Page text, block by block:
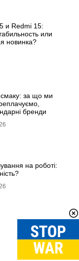
и Redmi 15:
или
новинка?
за що ми
бренди
на роботі: